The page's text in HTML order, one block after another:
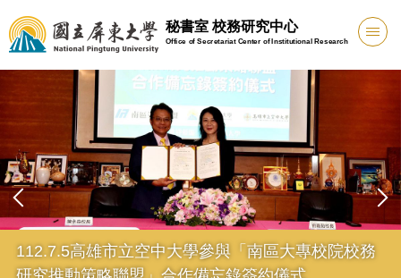
跳
到
主
內
容
區
秘書室 校務研究中心
Office of Secretariat Center of Institutional Research
112.7.5高雄市立空中大學參與「南區大專校院校務